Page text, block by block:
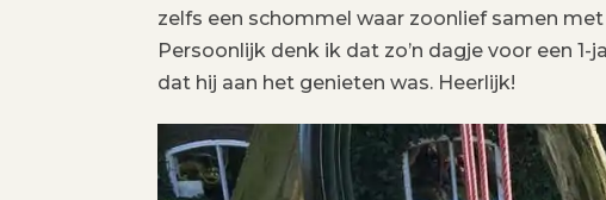
zelfs een schommel waar zoonlief samen
Persoonlijk denk ik dat zo’n dagje voor een
dat hij aan het genieten was. Heerlijk!